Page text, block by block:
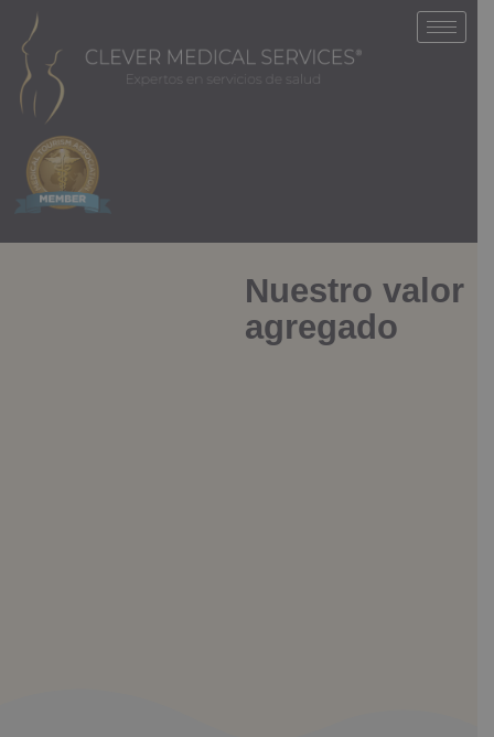
contenido
Nuestro valor
agregado